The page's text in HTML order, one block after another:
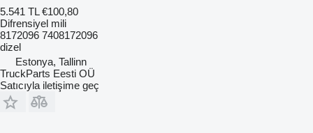
5.541 TL €100,80
Difrensiyel mili
8172096 7408172096
dizel
Estonya, Tallinn
TruckParts Eesti OÜ
Satıcıyla iletişime geç